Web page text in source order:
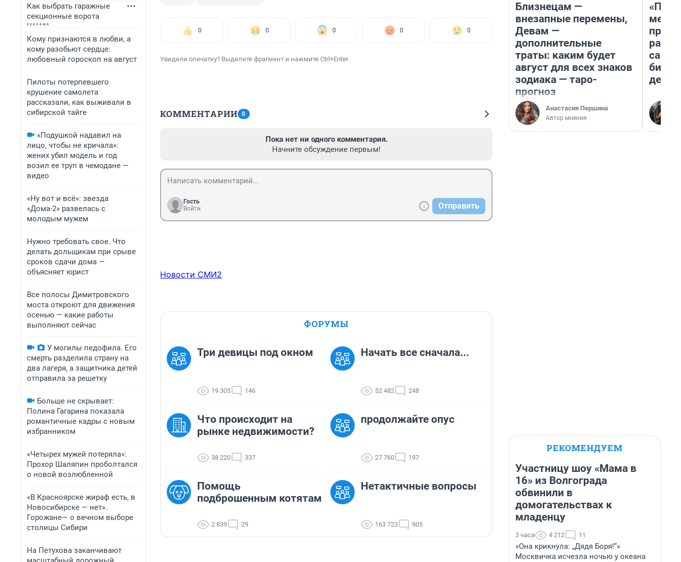
Как выбрать гаражные
секционные ворота
Кому признаются в любви, а
кому разобьют сердце:
любовный гороскоп на август
Пилоты потерпевшего
крушение самолета
рассказали, как выживали в
сибирской тайге
«Подушкой надавил на
лицо, чтобы не кричала»:
жених убил модель и год
возил ее труп в чемодане —
видео
«Ну вот и всё»: звезда
«Дома-2» развелась с
молодым мужем
Нужно требовать свое. Что
делать дольщикам при срыве
сроков сдачи дома —
объясняет юрист
Все полосы Димитровского
моста откроют для движения
осенью — какие работы
выполняют сейчас
У могилы педофила. Его
смерть разделила страну на
два лагеря, а защитника детей
отправила за решетку
Больше не скрывает:
Полина Гагарина показала
романтичные кадры с новым
избранником
«Четырех мужей потеряла»:
Прохор Шаляпин проболтался
о новой возлюбленной
«В Красноярске жираф есть, в
Новосибирске — нет».
Горожане— о вечном выборе
столицы Сибири
На Петухова заканчивают
0 0 0 0 0
Увидели опечатку? Выделите фрагмент и нажмите Ctrl+Enter
КОММЕНТАРИИ 0
Пока нет ни одного комментария.
Начните обсуждение первым!
Гость
Войти
Отправить
Новости СМИ2
ФОРУМЫ
Три девицы под окном
19 305 146
Начать все сначала...
52 482 248
Что происходит на
рынке недвижимости?
38 220 337
продолжайте опус
27 760 197
Помощь
подброшенным котятам
2 839 29
Нетактичные вопросы
163 723 905
Близнецам —
внезапные перемены,
Девам —
дополнительные
траты: каким будет
август для всех знаков
зодиака — таро-
прогноз
Анастасия Першина
Автор мнения
РЕКОМЕНДУЕМ
Участницу шоу «Мама в
16» из Волгограда
обвинили в
домогательствах к
младенцу
3 часа 4 212 11
«Она крикнула: „Дядя Боря!“»
Москвичка исчезла ночью у океана